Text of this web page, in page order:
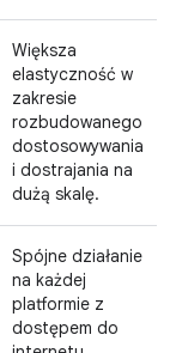
Większa
elastyczność w
zakresie
rozbudowanego
dostosowywania
i dostrajania na
dużą skalę.
Spójne działanie
na każdej
platformie z
dostępem do